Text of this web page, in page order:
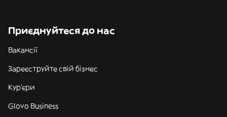
Приєднуйтеся до нас
Вакансії
Зареєструйте свій бізнес
Кур'єри
Glovo Business